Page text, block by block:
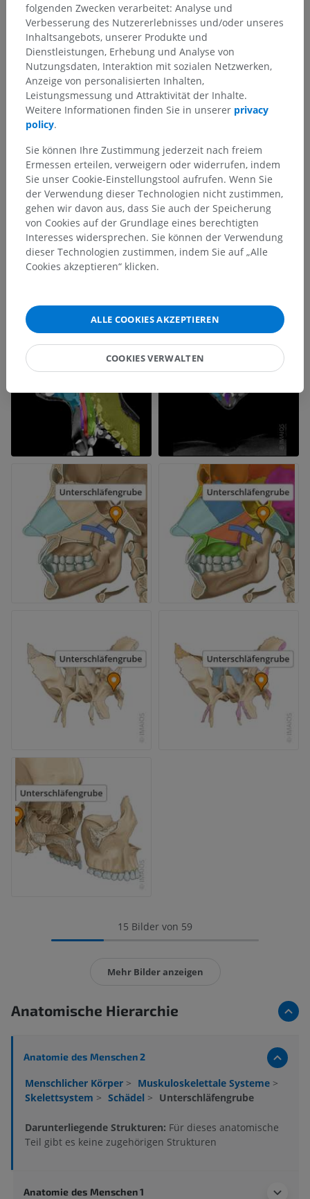
15 Bilder von 59
Mehr Bilder anzeigen
Anatomische Hierarchie
Anatomie des Menschen 2
Menschlicher Körper > Muskuloskelettale Systeme >
Skelettsystem > Schädel > Unterschläfengrube
Darunterliegende Strukturen: Für dieses anatomische
Teil gibt es keine zugehörigen Strukturen
Anatomie des Menschen 1
folgenden Zwecken verarbeitet: Analyse und
Verbesserung des Nutzererlebnisses und/oder unseres
Inhaltsangebots, unserer Produkte und
Dienstleistungen, Erhebung und Analyse von
Nutzungsdaten, Interaktion mit sozialen Netzwerken,
Anzeige von personalisierten Inhalten,
Leistungsmessung und Attraktivität der Inhalte.
Weitere Informationen finden Sie in unserer privacy
policy.
Sie können Ihre Zustimmung jederzeit nach freiem
Ermessen erteilen, verweigern oder widerrufen, indem
Sie unser Cookie-Einstellungstool aufrufen. Wenn Sie
der Verwendung dieser Technologien nicht zustimmen,
gehen wir davon aus, dass Sie auch der Speicherung
von Cookies auf der Grundlage eines berechtigten
Interesses widersprechen. Sie können der Verwendung
dieser Technologien zustimmen, indem Sie auf „Alle
Cookies akzeptieren“ klicken.
ALLE COOKIES AKZEPTIEREN
COOKIES VERWALTEN